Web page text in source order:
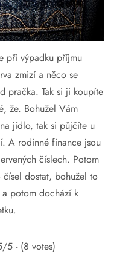
při výpadku příjmu
zmizí a něco se
pračka. Tak si ji koupíte
že. Bohužel Vám
jídlo, tak si půjčíte u
A rodinné finance jsou
číslech. Potom
dostat, bohužel to
potom dochází k
5 - (8 votes)